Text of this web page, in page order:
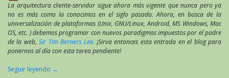
La arquitectura cliente-servidor sigue ahora más vigente que nunca pero ya
no es más como la conocimos en el siglo pasado. Ahora, en busca de la
universalización de plataformas (Unix, GNU/Linux, Android, MS Windows, Mac
OS, etc. ) debemos programar con nuevos paradigmas impuestos por el padre
de la web,Sir Tim Berners Lee. ¡Sirva entonces esta entrada en el blog para
ponernos al día con esta tarea pendiente!
Seguir leyendo →